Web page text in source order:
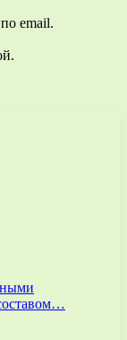
email.